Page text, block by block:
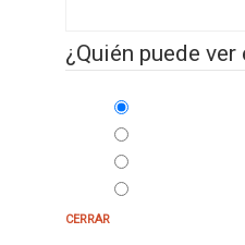
¿Quién puede
CERRAR